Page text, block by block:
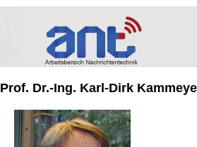
Prof. Dr.-Ing. Karl-Dirk